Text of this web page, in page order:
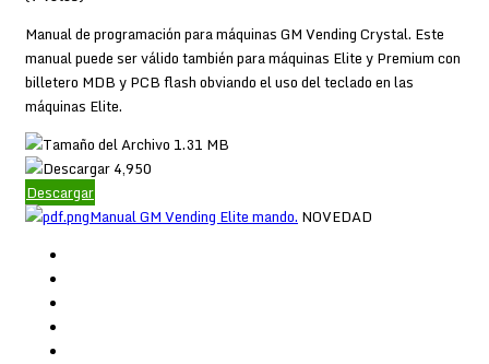
Manual de programación para máquinas GM Vending Crystal. Este
manual puede ser válido también para máquinas Elite y Premium con
billetero MDB y PCB flash obviando el uso del teclado en las
máquinas Elite.
1.31 MB
4,950
Descargar
Manual GM Vending Elite mando. NOVEDAD